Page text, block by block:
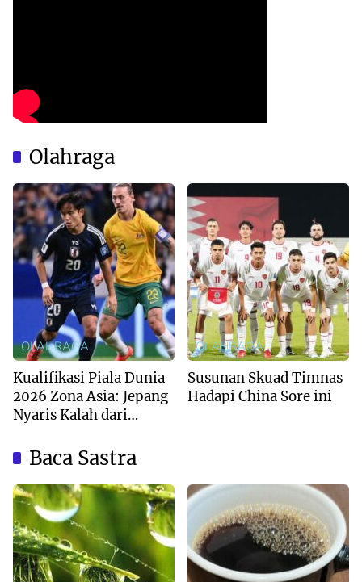
Olahraga
OLAHRAGA
Kualifikasi Piala Dunia
2026 Zona Asia: Jepang
Nyaris Kalah dari
OLAHRAGA
Susunan Skuad Timnas
Hadapi China Sore ini
Baca Sastra